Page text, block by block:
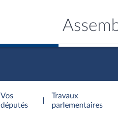
Vos
députés
Travaux
parlementaires